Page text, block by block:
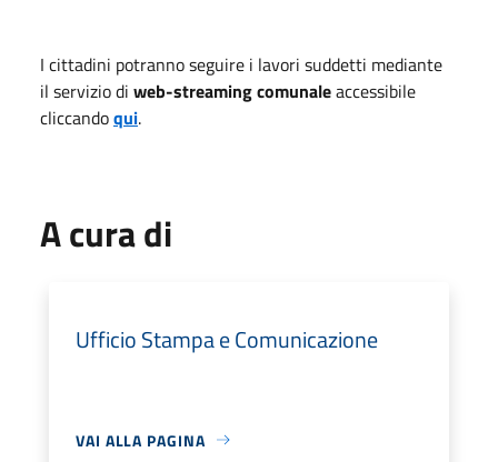
I cittadini potranno seguire i lavori suddetti mediante
il servizio di web-streaming comunaleaccessibile
cliccandoqui.
A cura di
Ufficio Stampa e Comunicazione
VAI ALLA PAGINA